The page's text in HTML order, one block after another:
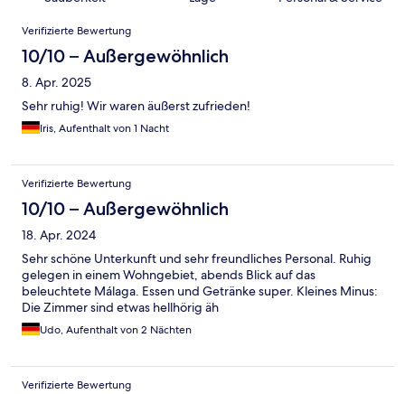
Bewertungen
Verifizierte Bewertung
10/10 – Außergewöhnlich
8. Apr. 2025
Sehr ruhig! Wir waren äußerst zufrieden!
Iris, Aufenthalt von 1 Nacht
Verifizierte Bewertung
10/10 – Außergewöhnlich
18. Apr. 2024
Sehr schöne Unterkunft und sehr freundliches Personal. Ruhig
gelegen in einem Wohngebiet, abends Blick auf das
beleuchtete Málaga. Essen und Getränke super. Kleines Minus:
Die Zimmer sind etwas hellhörig äh
Udo, Aufenthalt von 2 Nächten
Verifizierte Bewertung